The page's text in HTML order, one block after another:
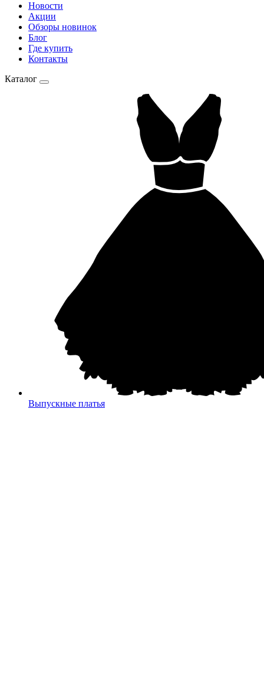
Новости
Акции
Обзоры новинок
Блог
Где купить
Контакты
Каталог
Выпускные платья